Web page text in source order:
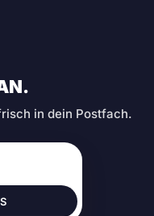
in dein Postfach.